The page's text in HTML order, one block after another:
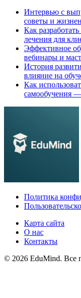
Интервью с
советы и
Как
лечения для
Эффективное
вебинары и
История
влияние на
Как
самообучения
Политика
Карта сайта
О нас
Контакты
© 2026 EduMind. Все